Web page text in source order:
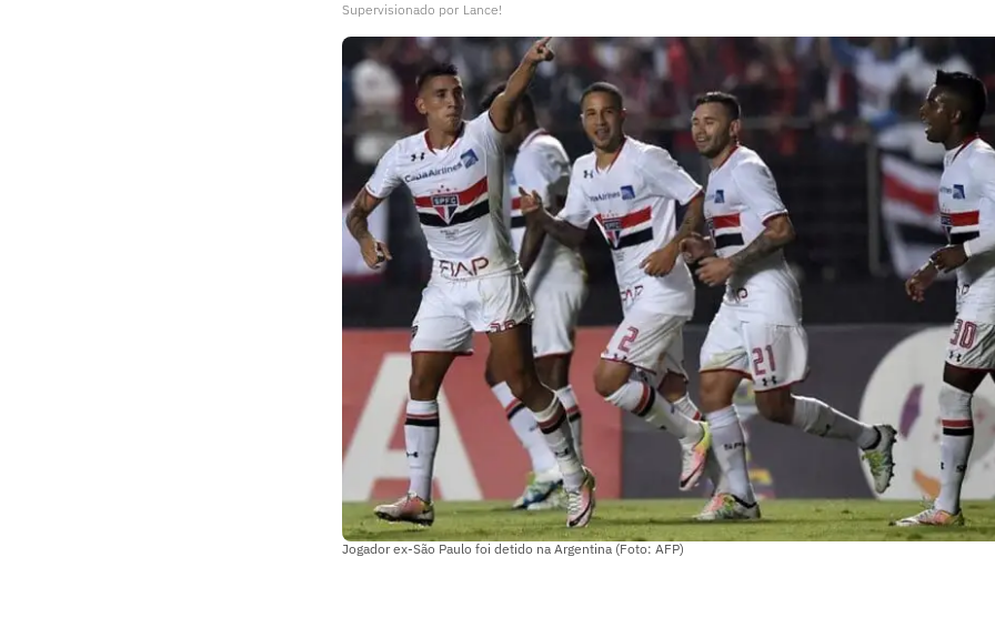
Supervisionado por Lance!
Jogador ex-São Paulo foi detido na Argentina (Foto: AFP)